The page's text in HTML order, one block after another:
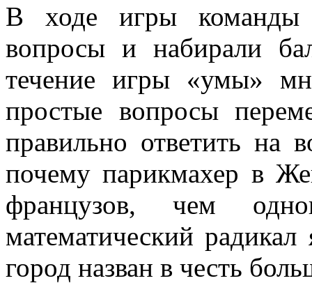
В ходе игры команды
вопросы и набирали
течение игры «умы»
простые вопросы
правильно ответить на
почему парикмахер в
французов, чем
математический радикал
город назван в честь